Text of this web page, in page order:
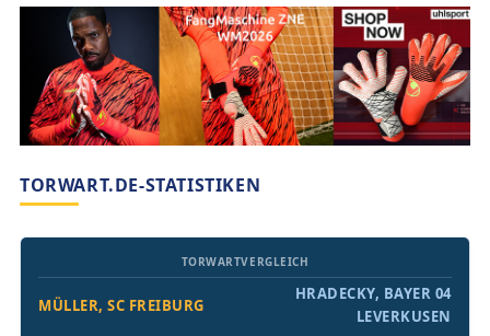
TORWART.DE-STATISTIKEN
MÜLLER, SC FREIBURG
TORWARTVERGLEICH
HRADECKY, BAYER 04
LEVERKUSEN